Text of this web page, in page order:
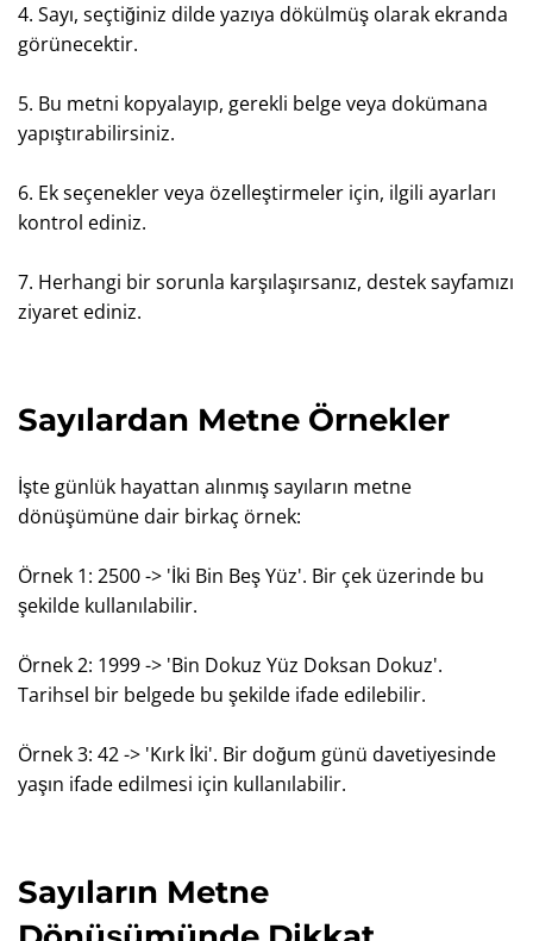
4. Sayı, seçtiğiniz dilde yazıya dökülmüş olarak ekranda
görünecektir.
5. Bu metni kopyalayıp, gerekli belge veya dokümana
yapıştırabilirsiniz.
6. Ek seçenekler veya özelleştirmeler için, ilgili ayarları
kontrol ediniz.
7. Herhangi bir sorunla karşılaşırsanız, destek sayfamızı
ziyaret ediniz.
Sayılardan Metne Örnekler
İşte günlük hayattan alınmış sayıların metne
dönüşümüne dair birkaç örnek:
Örnek 1: 2500 -> 'İki Bin Beş Yüz'. Bir çek üzerinde bu
şekilde kullanılabilir.
Örnek 2: 1999 -> 'Bin Dokuz Yüz Doksan Dokuz'.
Tarihsel bir belgede bu şekilde ifade edilebilir.
Örnek 3: 42 -> 'Kırk İki'. Bir doğum günü davetiyesinde
yaşın ifade edilmesi için kullanılabilir.
Sayıların Metne